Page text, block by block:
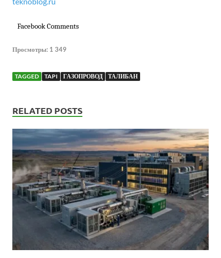
Facebook Comments
Просмотры: 1 349
TAGGED TAPI ГАЗОПРОВОД ТАЛИБАН
RELATED POSTS